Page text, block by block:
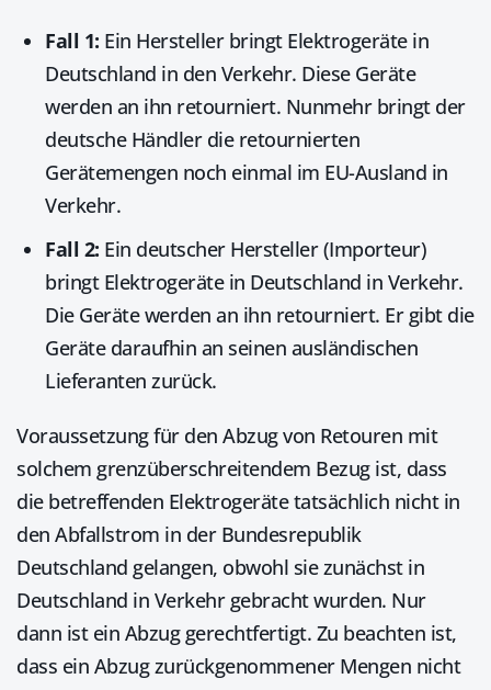
Fall 1: Ein Hersteller bringt Elektrogeräte in
Deutschland in den Verkehr. Diese Geräte
werden an ihn retourniert. Nunmehr bringt der
deutsche Händler die retournierten
Gerätemengen noch einmal im EU-Ausland in
Verkehr.
Fall 2: Ein deutscher Hersteller (Importeur)
bringt Elektrogeräte in Deutschland in Verkehr.
Die Geräte werden an ihn retourniert. Er gibt die
Geräte daraufhin an seinen ausländischen
Lieferanten zurück.
Voraussetzung für den Abzug von Retouren mit
solchem grenzüberschreitendem Bezug ist, dass
die betreffenden Elektrogeräte tatsächlich nicht in
den Abfallstrom in der Bundesrepublik
Deutschland gelangen, obwohl sie zunächst in
Deutschland in Verkehr gebracht wurden. Nur
dann ist ein Abzug gerechtfertigt. Zu beachten ist,
dass ein Abzug zurückgenommener Mengen nicht